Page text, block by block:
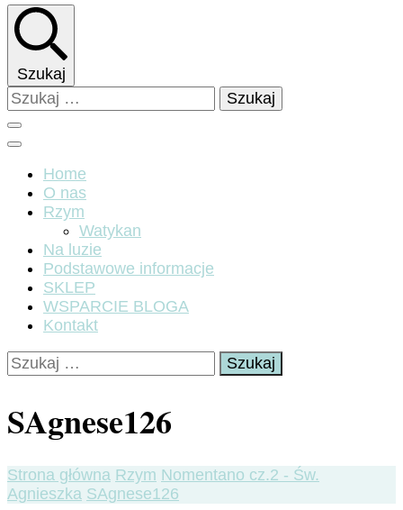
Szukaj
Szukaj:
Home
O nas
Rzym
Watykan
Na luzie
Podstawowe informacje
SKLEP
WSPARCIE BLOGA
Kontakt
Szukaj:
SAgnese126
Strona główna Rzym Nomentano cz.2 - Św.
Agnieszka SAgnese126